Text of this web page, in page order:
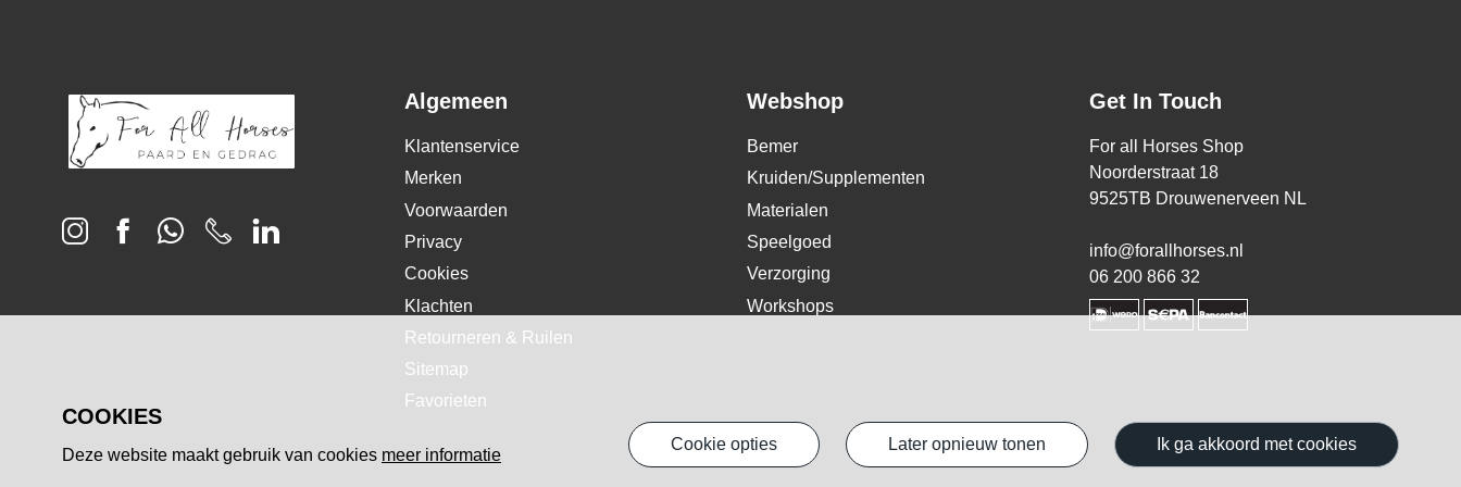
Algemeen
Klantenservice
Merken
Voorwaarden
Privacy
Cookies
Klachten
Retourneren & Ruilen
Sitemap
Favorieten
Webshop
Bemer
Kruiden/Supplementen
Materialen
Speelgoed
Verzorging
Workshops
Get In Touch
For all Horses Shop
Noorderstraat 18
9525TB Drouwenerveen NL
info@forallhorses.nl
06 200 866 32
COOKIES
Deze website maakt gebruik van cookies meer informatie
ik ga akkoord met cookies
later opnieuw tonen
cookie opties